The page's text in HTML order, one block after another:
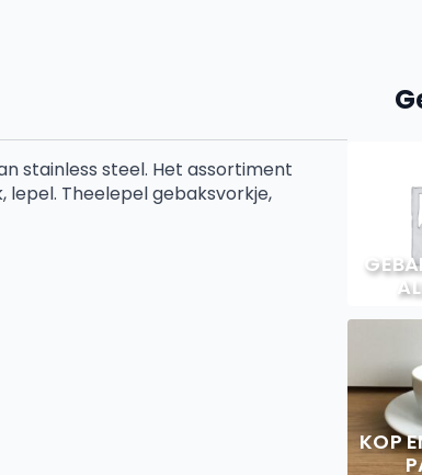
stainless steel. Het assortiment
Theelepel gebaksvorkje,
KOP